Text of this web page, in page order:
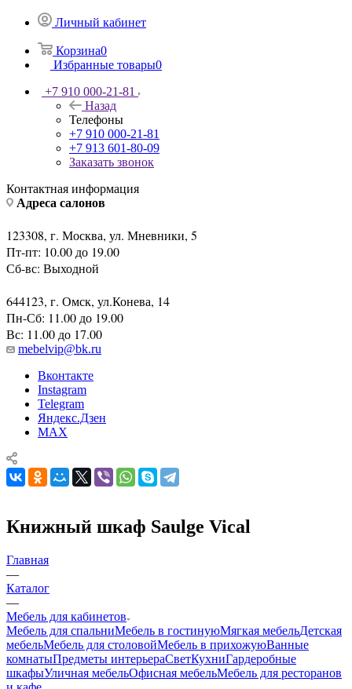
Личный кабинет
Корзина0
Избранные товары0
+7 910 000-21-81
Назад
Телефоны
+7 910 000-21-81
+7 913 601-80-09
Заказать звонок
Контактная информация
Адреса салонов
123308, г. Москва, ул. Мневники, 5
Пт-пт: 10.00 до 19.00
Сб-вс: Выходной
644123, г. Омск, ул.Конева, 14
Пн-Сб: 11.00 до 19.00
Вс: 11.00 до 17.00
mebelvip@bk.ru
Вконтакте
Instagram
Telegram
Яндекс.Дзен
MAX
Книжный шкаф Saulge Vical
Главная
—
Каталог
—
Мебель для кабинетов
Мебель для спальниМебель в гостинуюМягкая мебельДетская
мебельМебель для столовойМебель в прихожуюВанные
комнатыПредметы интерьераСветКухниГардеробные
шкафыУличная мебельОфисная мебельМебель для ресторанов